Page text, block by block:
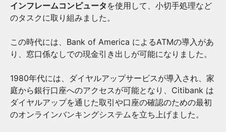
インフレームコンピュータ を使用して、小切手処理など
のタスクに取り組みました。
この時代には、Bank of America によるATMの導入があ
り、窓口係なしでの現金引き出しが可能になりました。
1980年代には、ダイヤルアップサービスが導入され、家
庭から銀行口座へのアクセスが可能となり、Citibank は
ダイヤルアップを通じた取引や口座の確認のための最初
のオンラインバンキングシステムを立ち上げました。